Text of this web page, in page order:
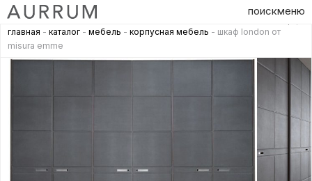
поискменю
главная - каталог - мебель - корпусная мебель - шкаф london от
misura emme